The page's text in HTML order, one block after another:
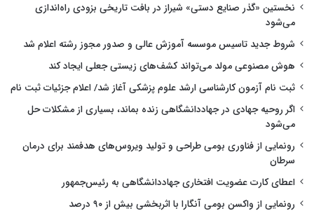
نخستین «گذر صنایع دستی» شیراز در بافت تاریخی بزودی راه‌اندازی
می‌شود
شروط جدید تاسیس موسسه آموزش عالی و صدور مجوز رشته اعلام شد
هوش مصنوعی مولد می‌تواند کشف‌های زیستی جعلی ایجاد کند
ثبت نام آزمون کارشناسی ارشد علوم پزشکی آغاز شد/ اعلام جزئیات ثبت نام
اگر روحیه جهادی در جهاددانشگاهی زنده بماند، بسیاری از مشکلات حل
می‌شود
رونمایی از فناوری بومی طراحی و تولید ویروس‌های هدفمند برای درمان
سرطان
اعطای کارت عضویت افتخاری جهاددانشگاهی به رئیس‌جمهور
رونمایی از واکسن بومی آنگارا با اثربخشی بیش از ۹۰ درصد